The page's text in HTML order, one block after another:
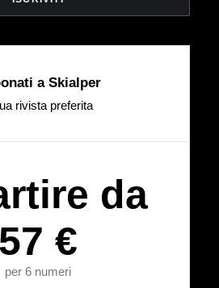
a Skialper
rivista preferita
da
57 €
per 6 numeri